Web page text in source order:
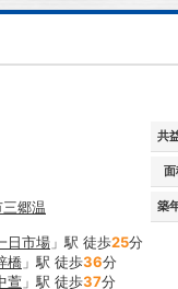
共
面
三郷温 築
日市場 」駅 徒歩25分
橋 」駅 徒歩36分
萱 」駅 徒歩37分